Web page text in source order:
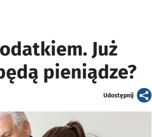
Już
pieniądze?
Udostępnijartykuł